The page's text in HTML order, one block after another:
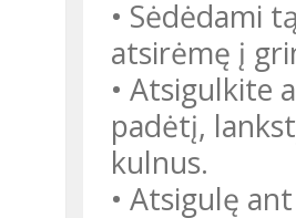
• Sėdėdami
atsirėmę į
• Atsigulkite
padėtį,
kulnus.
• Atsigulę